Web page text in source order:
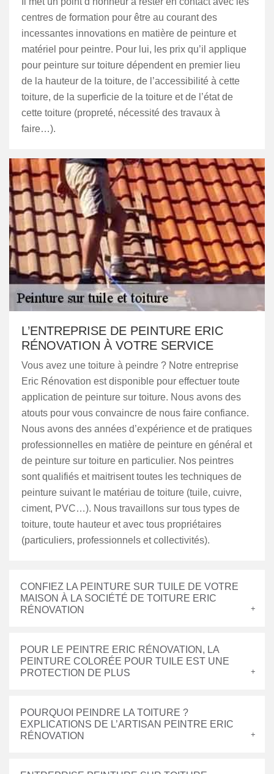
centres de formation pour être au courant des
incessantes innovations en matière de peinture et
matériel pour peintre. Pour lui, les prix qu’il applique
pour peinture sur toiture dépendent en premier lieu
de la hauteur de la toiture, de l’accessibilité à cette
toiture, de la superficie de la toiture et de l’état de
cette toiture (propreté, nécessité des travaux à
faire…).
L’ENTREPRISE DE PEINTURE ERIC
RÉNOVATION À VOTRE SERVICE
Vous avez une toiture à peindre ? Notre entreprise
Eric Rénovation est disponible pour effectuer toute
application de peinture sur toiture. Nous avons des
atouts pour vous convaincre de nous faire confiance.
Nous avons des années d’expérience et de pratiques
professionnelles en matière de peinture en général et
de peinture sur toiture en particulier. Nos peintres
sont qualifiés et maitrisent toutes les techniques de
peinture suivant le matériau de toiture (tuile, cuivre,
ciment, PVC…). Nous travaillons sur tous types de
toiture, toute hauteur et avec tous propriétaires
(particuliers, professionnels et collectivités).
CONFIEZ LA PEINTURE SUR TUILE DE VOTRE
MAISON À LA SOCIÉTÉ DE TOITURE ERIC
RÉNOVATION
POUR LE PEINTRE ERIC RÉNOVATION, LA
PEINTURE COLORÉE POUR TUILE EST UNE
PROTECTION DE PLUS
POURQUOI PEINDRE LA TOITURE ?
EXPLICATIONS DE L’ARTISAN PEINTRE ERIC
RÉNOVATION